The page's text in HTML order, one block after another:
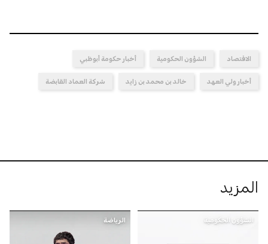
الاقتصاد الشؤون الحكومية أخبار حكومة أبوظبي
أخبار ولي العهد خالد بن محمد بن زايد شركة العماد القابضة
المزيد
الشؤون الحكومية الرياضة